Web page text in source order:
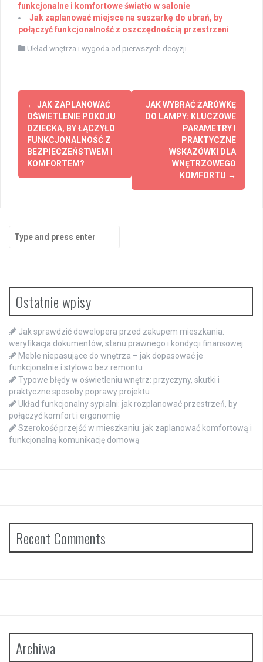
funkcjonalne i komfortowe światło w salonie
Jak zaplanować miejsce na suszarkę do ubrań, by
połączyć funkcjonalność z oszczędnością przestrzeni
Układ wnętrza i wygoda od pierwszych decyzji
Post
navigation
← JAK ZAPLANOWAĆ
OŚWIETLENIE POKOJU
DZIECKA, BY ŁĄCZYŁO
FUNKCJONALNOŚĆ Z
BEZPIECZEŃSTWEM I
KOMFORTEM?
JAK WYBRAĆ ŻARÓWKĘ
DO LAMPY: KLUCZOWE
PARAMETRY I
PRAKTYCZNE
WSKAZÓWKI DLA
WNĘTRZOWEGO
KOMFORTU →
for:
Ostatnie wpisy
Jak sprawdzić dewelopera przed zakupem mieszkania:
weryfikacja dokumentów, stanu prawnego i kondycji finansowej
Meble niepasujące do wnętrza – jak dopasować je
funkcjonalnie i stylowo bez remontu
Typowe błędy w oświetleniu wnętrz: przyczyny, skutki i
praktyczne sposoby poprawy projektu
Układ funkcjonalny sypialni: jak rozplanować przestrzeń, by
połączyć komfort i ergonomię
Szerokość przejść w mieszkaniu: jak zaplanować komfortową i
funkcjonalną komunikację domową
Recent Comments
Archiwa